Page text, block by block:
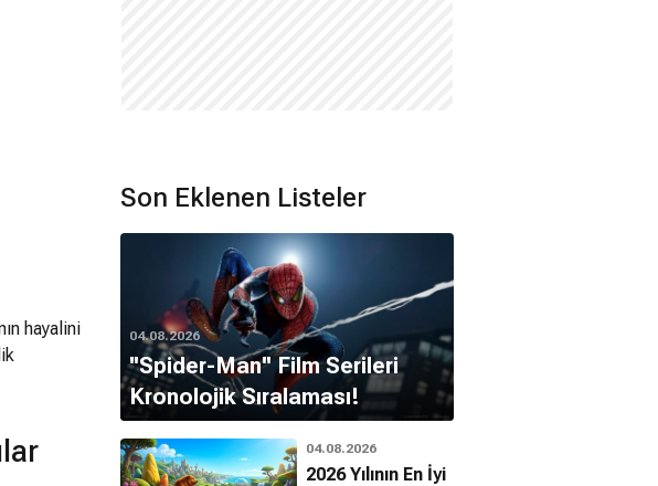
hayalini
Son Eklenen Listeler
04.08.2026
''Spider-Man'' Film Serileri
Kronolojik Sıralaması!
04.08.2026
2026 Yılının En İyi